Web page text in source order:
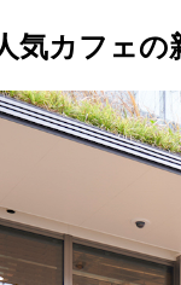
ル
気カフェの